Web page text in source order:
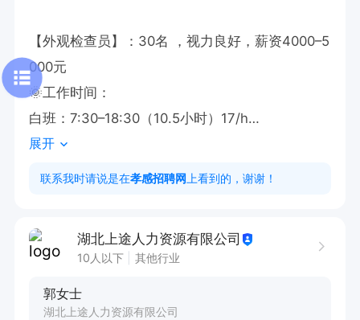
【外观检查员】：30名 ，视力良好，薪资4000–5
000元
🌞工作时间：
白班：7:30–18:30（10.5小时）17/h
福利待遇:
本生活设施。
展开
联系我时请说是在孝感招聘网 上看到的，谢谢！
湖北上途人力资源有限公司
10人以下 其他行业
郭女士
湖北上途人力资源有限公司